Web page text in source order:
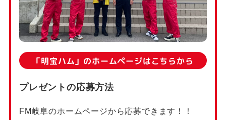
「明宝ハム」のホームページはこちらから
プレゼントの応募方法
FM岐阜のホームページから応募できます！！